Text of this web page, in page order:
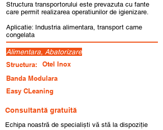
Structura transportorului este prevazuta cu fante
care permit realizarea operatiunilor de igienizare.
Aplicatie: Industria alimentara, transport carne
congelata
Alimentara, Abatorizare
Structura:
Otel Inox
Banda Modulara
Easy CLeaning
Consultantă gratuită
Echipa noastră de specialiști vă stă la dispoziție